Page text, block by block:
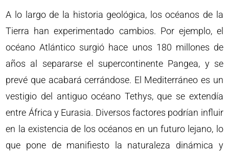
A lo largo de la historia geológica, los océanos de la
Tierra han experimentado cambios. Por ejemplo, el
océano Atlántico surgió hace unos 180 millones de
años al separarse el supercontinente Pangea, y se
prevé que acabará cerrándose. El Mediterráneo es un
vestigio del antiguo océano Tethys, que se extendía
entre África y Eurasia. Diversos factores podrían influir
en la existencia de los océanos en un futuro lejano, lo
que pone de manifiesto la naturaleza dinámica y